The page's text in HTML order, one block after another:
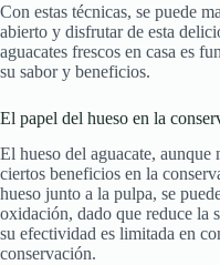
Con estas técnicas, se puede
abierto y disfrutar de esta
aguacates frescos en casa es
su sabor y beneficios.
El papel del hueso en la
El hueso del aguacate,
ciertos beneficios en la
hueso junto a la pulpa, se
oxidación, dado que reduce la
su efectividad es limitada en
conservación.